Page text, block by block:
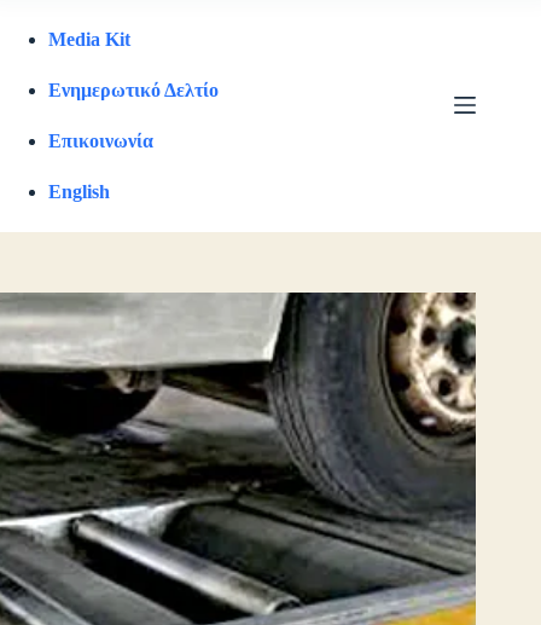
Media Kit
Ενημερωτικό Δελτίο
Επικοινωνία
English